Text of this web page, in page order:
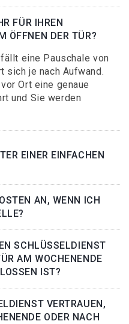
FÜR IHREN
ÖFFNEN DER TÜR?
eine Pauschale von
sich je nach Aufwand.
Ort eine genaue
und Sie werden
EINER EINFACHEN
AN, WENN ICH
SCHLÜSSELDIENST
AM WOCHENENDE
IST?
VERTRAUEN,
ODER NACH